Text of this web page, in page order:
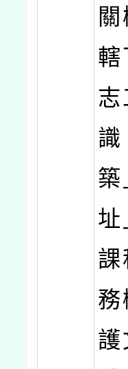
轄
志
識
築
址
課
務
護